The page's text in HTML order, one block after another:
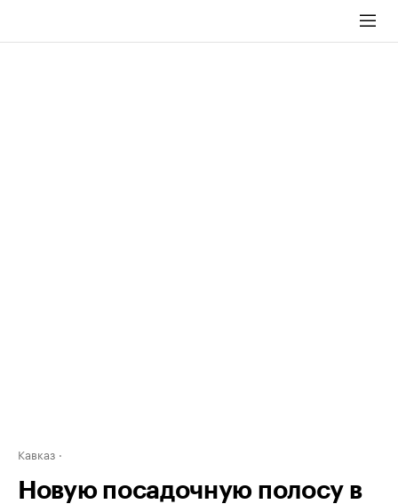
Кавказ
Новую посадочную полосу в